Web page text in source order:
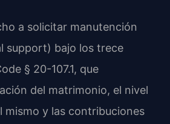
a solicitar manutención
support) bajo los trece
§ 20-107.1, que
del matrimonio, el nivel
mismo y las contribuciones